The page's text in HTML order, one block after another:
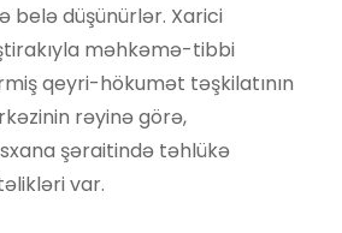
belə düşünürlər. Xarici
məhkəmə-tibbi
qeyri-hökumət təşkilatının
rəyinə görə,
şəraitində təhlükə
var.